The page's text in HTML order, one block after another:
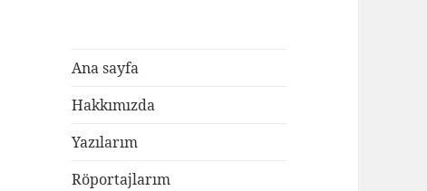
Ana sayfa
Hakkımızda
Yazılarım
Röportajlarım